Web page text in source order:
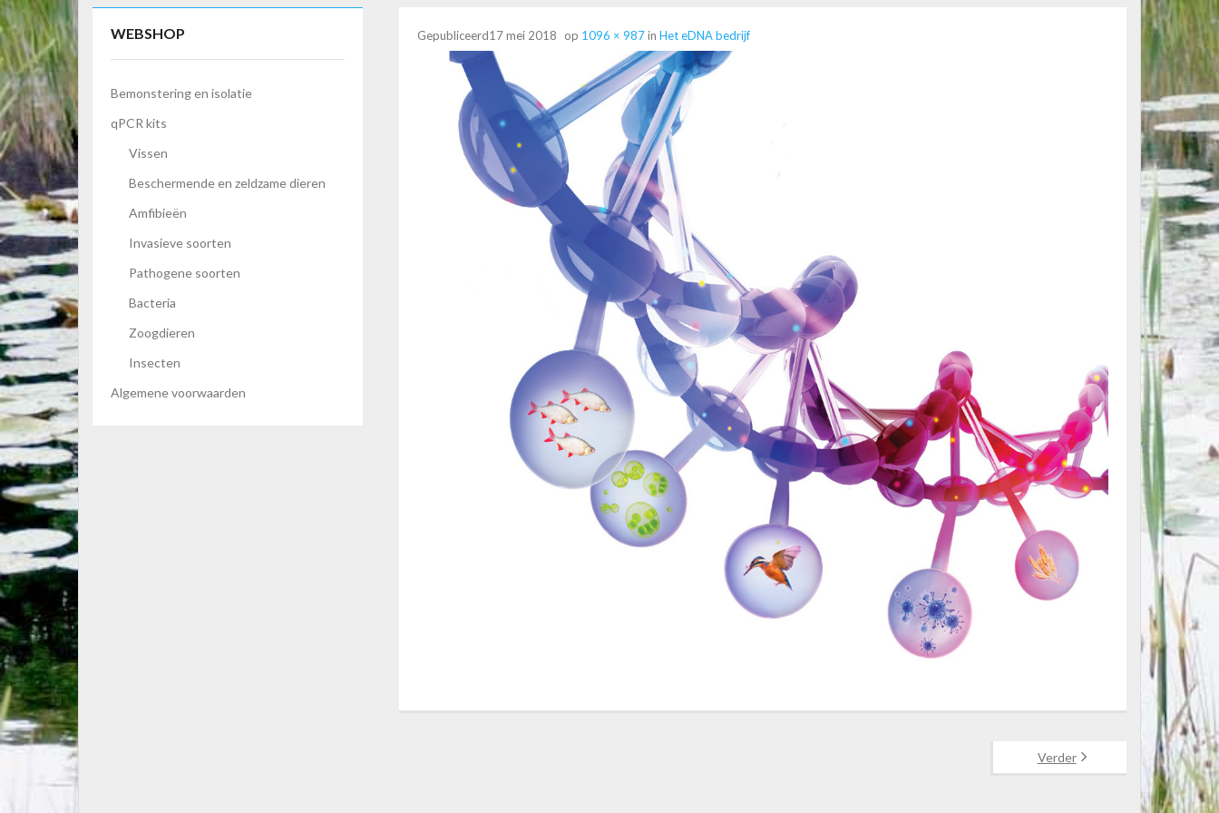
Gepubliceerd17 mei 2018 op 1096 × 987in Het eDNA bedrijf
Verder
WEBSHOP
Bemonstering en isolatie
qPCR kits
Vissen
Beschermende en zeldzame dieren
Amfibieën
Invasieve soorten
Pathogene soorten
Bacteria
Zoogdieren
Insecten
Algemene voorwaarden